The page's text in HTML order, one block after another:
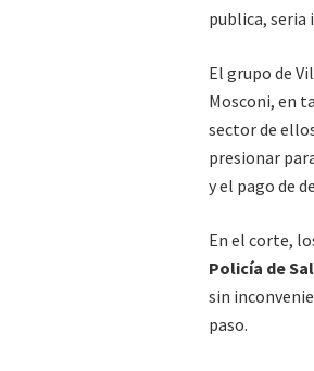
publica, seria
El grupo de
Mosconi, en
sector de
presionar
y el pago de
En el corte,
Policía de
sin
paso.